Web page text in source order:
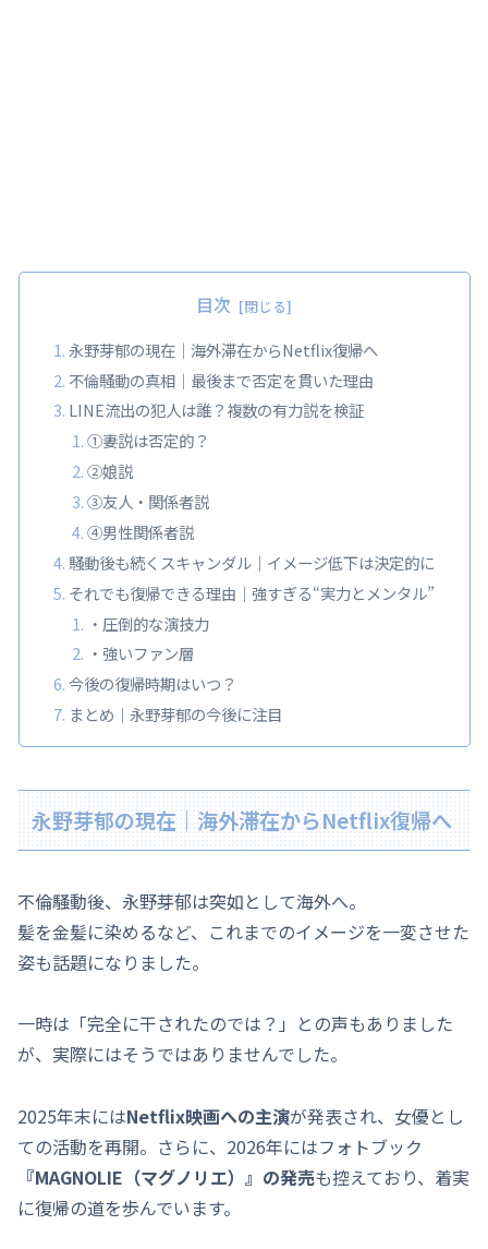
目次
永野芽郁の現在｜海外滞在からNetflix復帰へ
不倫騒動の真相｜最後まで否定を貫いた理由
LINE流出の犯人は誰？複数の有力説を検証
①妻説は否定的？
②娘説
③友人・関係者説
④男性関係者説
騒動後も続くスキャンダル｜イメージ低下は決定的に
それでも復帰できる理由｜強すぎる“実力とメンタル”
・圧倒的な演技力
・強いファン層
今後の復帰時期はいつ？
まとめ｜永野芽郁の今後に注目
永野芽郁の現在｜海外滞在からNetflix復帰へ
不倫騒動後、永野芽郁は突如として海外へ。
髪を金髪に染めるなど、これまでのイメージを一変させた
姿も話題になりました。
一時は「完全に干されたのでは？」との声もありました
が、実際にはそうではありませんでした。
2025年末にはNetflix映画への主演が発表され、女優とし
ての活動を再開。さらに、2026年にはフォトブック
『MAGNOLIE（マグノリエ）』の発売も控えており、着実
に復帰の道を歩んでいます。